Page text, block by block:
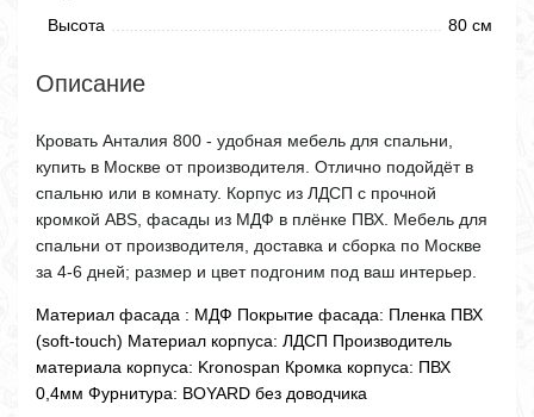
Высота
80 см
Описание
Кровать Анталия 800 - удобная мебель для спальни,
купить в Москве от производителя. Отлично подойдёт в
спальню или в комнату. Корпус из ЛДСП с прочной
кромкой ABS, фасады из МДФ в плёнке ПВХ. Мебель для
спальни от производителя, доставка и сборка по Москве
за 4-6 дней; размер и цвет подгоним под ваш интерьер.
Материал фасада : МДФ Покрытие фасада: Пленка ПВХ
(soft-touch) Материал корпуса: ЛДСП Производитель
материала корпуса: Kronospan Кромка корпуса: ПВХ
0,4мм Фурнитура: BOYARD без доводчика